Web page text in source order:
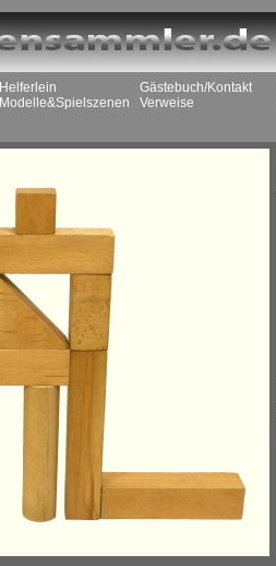
Helferlein
Modelle&Spielszenen
Gästebuch/Kontakt
Verweise